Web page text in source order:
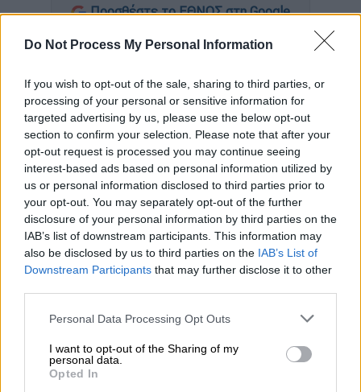
Do Not Process My Personal Information
If you wish to opt-out of the sale, sharing to third parties, or
processing of your personal or sensitive information for
targeted advertising by us, please use the below opt-out
section to confirm your selection. Please note that after your
opt-out request is processed you may continue seeing
interest-based ads based on personal information utilized by
us or personal information disclosed to third parties prior to
your opt-out. You may separately opt-out of the further
disclosure of your personal information by third parties on the
IAB’s list of downstream participants. This information may
also be disclosed by us to third parties on the IAB’s List of
Downstream Participants that may further disclose it to other
Please note that this website/app uses one or more Google
not limited to your visit or usage behaviour. You may click to
grant or deny consent to Google and its third-party tags to
use your data for below specified purposes in below Google
Personal Data Processing Opt Outs
I want to opt-out of the Sharing of my
personal data.
Opted In
Προσθέστε το ΕΘΝΟΣ στη Google
Το μέσο κοινωνικής δικτύωση του
Μασκ
το Χ (πρώην Twitter), κατέληξε σε
συμφωνία με τον Αμερικανό πρόεδρο
Ντόναλντ Τραμπνα του καταβάλει 10 εκατ.
δολάρια επειδή μπλόκαρε τον λογαριασμό
του το 2021, ανέφερε χθες Τετάρτη σε
άρθρο της η Wall Street Journal.
ΔΙΑΒΑΣΤΕ ΕΠΙΣΗΣ
Κόσμος|13.02.2025 11:55
τουλάχιστον 15 τραυματίες